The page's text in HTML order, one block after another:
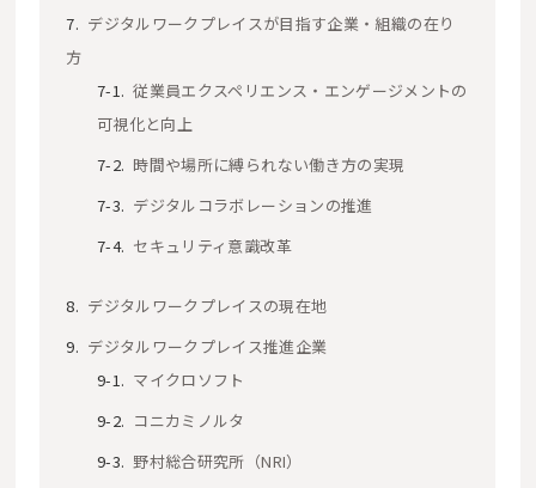
デジタルワークプレイスが目指す企業・組織の在り
方
従業員エクスペリエンス・エンゲージメントの
可視化と向上
時間や場所に縛られない働き方の実現
デジタルコラボレーションの推進
セキュリティ意識改革
デジタルワークプレイスの現在地
デジタルワークプレイス推進企業
マイクロソフト
コニカミノルタ
野村総合研究所（NRI）